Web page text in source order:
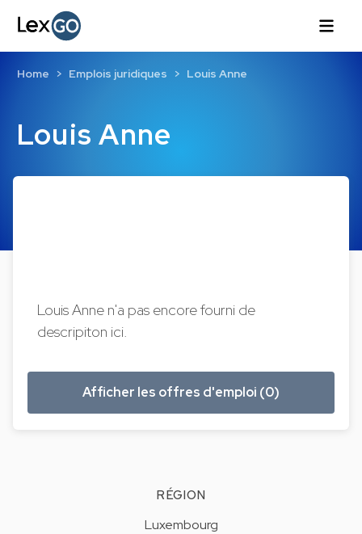
Louis Anne
Home Emplois juridiques Louis Anne
Louis Anne n'a pas encore fourni de
descripiton ici.
Afficher les offres d'emploi (0)
RÉGION
Luxembourg